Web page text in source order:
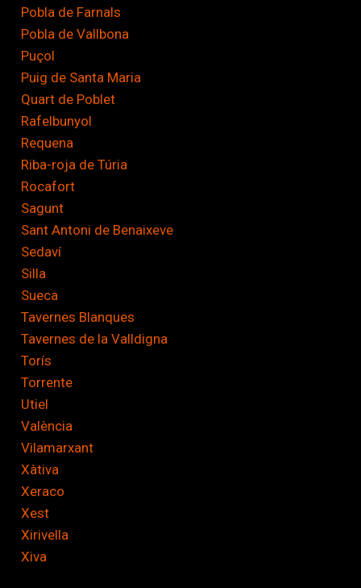
Pobla de Farnals
Pobla de Vallbona
Puçol
Puig de Santa Maria
Quart de Poblet
Rafelbunyol
Requena
Riba-roja de Túria
Rocafort
Sagunt
Sant Antoni de Benaixeve
Sedaví
Silla
Sueca
Tavernes Blanques
Tavernes de la Valldigna
Torís
Torrente
Utiel
València
Vilamarxant
Xàtiva
Xeraco
Xest
Xirivella
Xiva